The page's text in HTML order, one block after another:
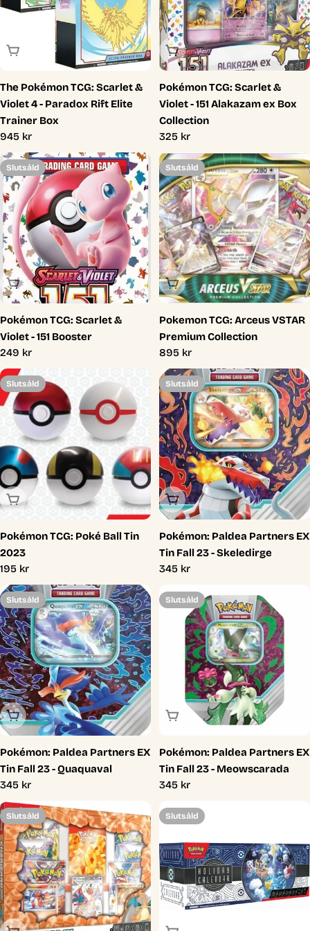
Slutsåld
The Pokémon TCG: Scarlet &
Violet 4 - Paradox Rift Elite
Trainer Box
Ordinarie
pris
945 kr
Slutsåld
Pokémon TCG: Scarlet &
Violet - 151 Alakazam ex Box
Collection
Ordinarie
pris
325 kr
Slutsåld
Slutsåld
Pokémon TCG: Scarlet &
Violet - 151 Booster
Ordinarie
pris
249 kr
Slutsåld
Slutsåld
Pokemon TCG: Arceus VSTAR
Premium Collection
Ordinarie
pris
895 kr
Slutsåld
Slutsåld
Pokémon TCG: Poké Ball Tin
2023
Ordinarie
pris
195 kr
Slutsåld
Slutsåld
Pokémon: Paldea Partners EX
Tin Fall 23 - Skeledirge
Ordinarie
345 kr
Slutsåld
Slutsåld
Pokémon: Paldea Partners EX
Tin Fall 23 - Quaquaval
Ordinarie
pris
345 kr
Slutsåld
Slutsåld
Pokémon: Paldea Partners EX
Tin Fall 23 - Meowscarada
Ordinarie
345 kr
Slutsåld Slutsåld